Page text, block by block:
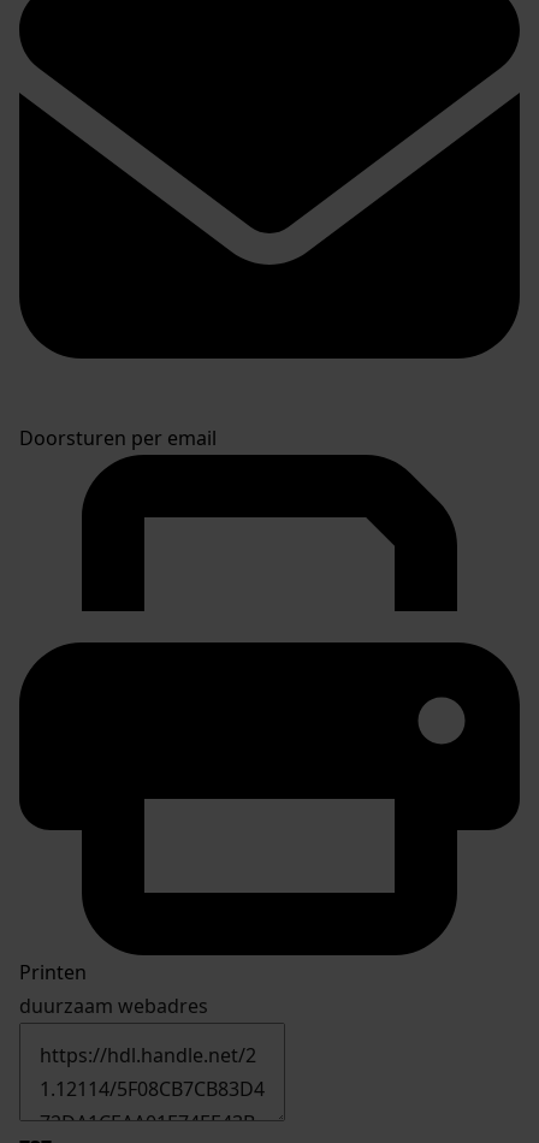
Doorsturen per email
Printen
duurzaam webadres